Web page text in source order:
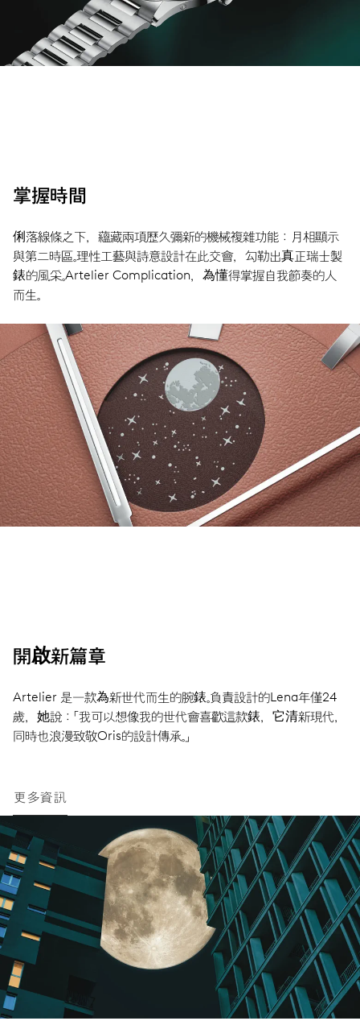
掌握時間
俐落線條之下，蘊藏兩項歷久彌新的機械複雜功能：月相顯示
與第二時區。理性工藝與詩意設計在此交會，勾勒出真正瑞士製
錶的風采。Artelier Complication，為懂得掌握自我節奏的人
而生。
開啟新篇章
Artelier 是一款為新世代而生的腕錶。負責設計的Lena年僅24
歲，她說：「我可以想像我的世代會喜歡這款錶，它清新現代，
同時也浪漫致敬Oris的設計傳承。」
更多資訊